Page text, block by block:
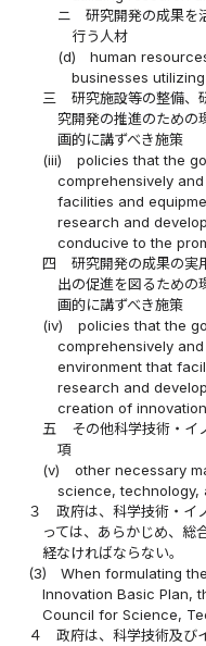
ニ
研究開発の成果を
行う人材
(d)
human
businesses
三
研究施設等の整備、
究開発の推進のための
画的に講ずべき施策
(iii)
policies that the
comprehensively
facilities and
research and
conducive to the
四
研究開発の成果の実
出の促進を図るための
画的に講ずべき施策
(iv)
policies that the
comprehensively
environment that
research and
creation of
五
その他科学技術・イ
項
(v)
other necessary
science, technology,
３
政府は、科学技術・イ
っては、あらかじめ、総
経なければならない。
(3)
When formulating
Innovation Basic Plan,
Council for Science,
４
政府は、科学技術及び